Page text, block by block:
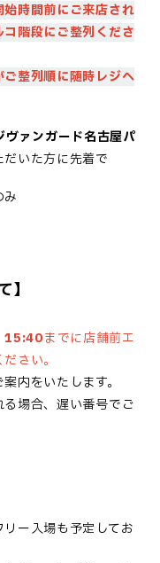
時間前にご来店され
階段にご整列くださ
整列順に随時レジへ
ヴァンガード名古屋パ
だいた方に先着で
み
】
15:40までに店舗前エ
さい。
内をいたします。
場合、遅い番号でご
ー入場も予定してお